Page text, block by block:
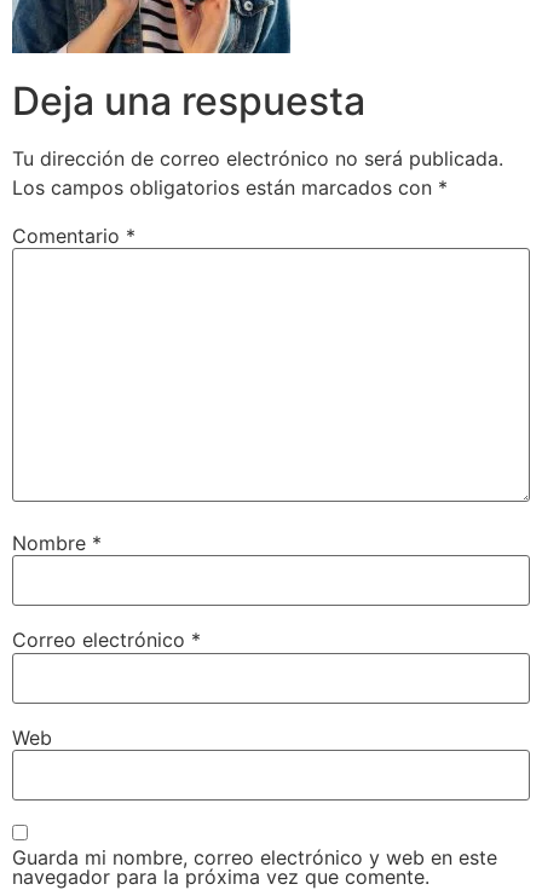
Deja una respuesta
Tu dirección de correo electrónico no será publicada.
Los campos obligatorios están marcados con *
Comentario *
Nombre *
Correo electrónico *
Web
Guarda mi nombre, correo electrónico y web en este
navegador para la próxima vez que comente.